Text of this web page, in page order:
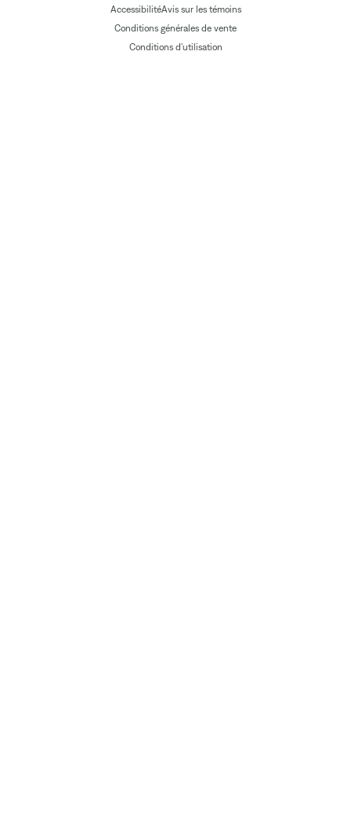
AccessibilitéAvis sur les témoins
Conditions générales de vente
Conditions d'utilisation